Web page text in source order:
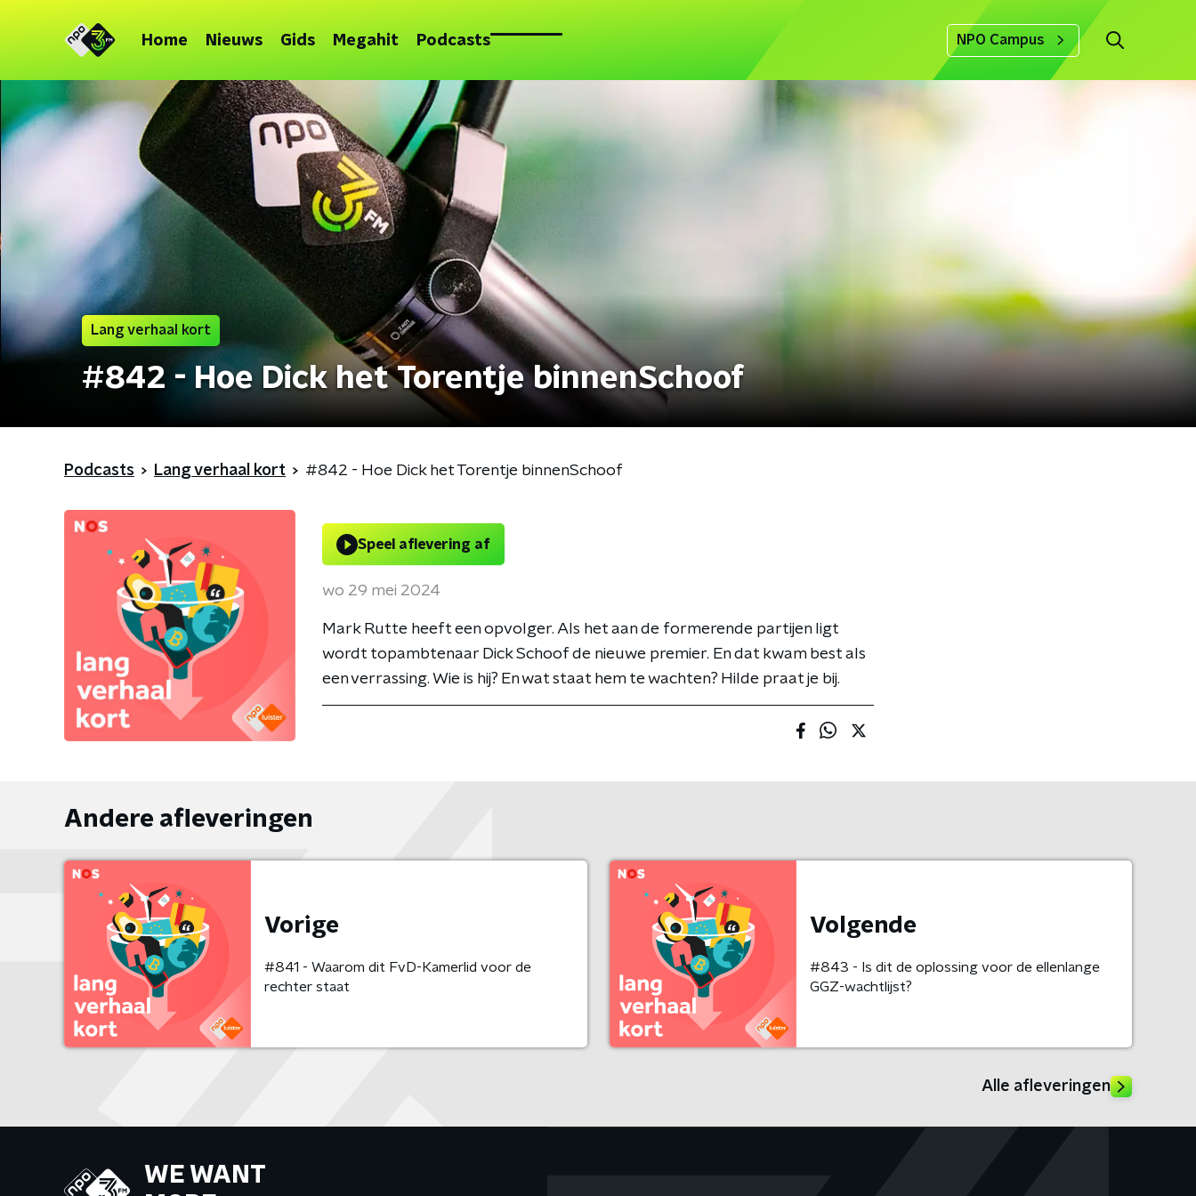
Home Nieuws Gids Megahit Podcasts NPO Campus
Lang verhaal kort
#842 - Hoe Dick het Torentje binnenSchoof
Podcasts Lang verhaal kort #842 - Hoe Dick het Torentje binnenSchoof
Speel aflevering af
wo 29 mei 2024
Mark Rutte heeft een opvolger. Als het aan de formerende partijen ligt
wordt topambtenaar Dick Schoof de nieuwe premier. En dat kwam best als
een verrassing. Wie is hij? En wat staat hem te wachten? Hilde praat je bij.
Andere afleveringen
Vorige
#841 - Waarom dit FvD-Kamerlid voor de
rechter staat
Volgende
#843 - Is dit de oplossing voor de ellenlange
GGZ-wachtlijst?
Alle afleveringen
WE WANT